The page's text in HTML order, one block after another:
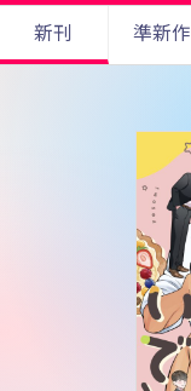
新刊 準新作